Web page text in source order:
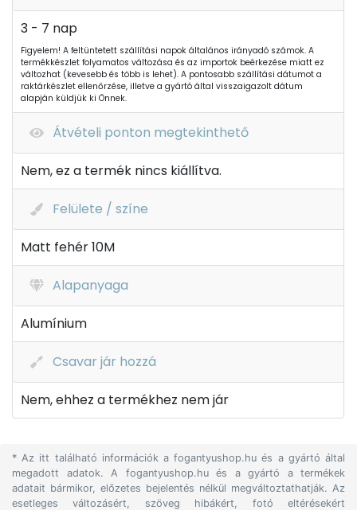
3 - 7 nap
Figyelem! A feltüntetett szállítási napok általános irányadó számok. A
termékkészlet folyamatos változása és az importok beérkezése miatt ez
változhat (kevesebb és több is lehet). A pontosabb szállítási dátumot a
raktárkészlet ellenőrzése, illetve a gyártó által visszaigazolt dátum
alapján küldjük ki Önnek.
Átvételi ponton megtekinthető
Nem, ez a termék nincs kiállítva.
Felülete / színe
Matt fehér 10M
Alapanyaga
Alumínium
Csavar jár hozzá
Nem, ehhez a termékhez nem jár
* Az itt található információk a fogantyushop.hu és a gyártó által
megadott adatok. A fogantyushop.hu és a gyártó a termékek
adatait bármikor, előzetes bejelentés nélkül megváltoztathatják. Az
esetleges változásért, szöveg hibákért, fotó eltérésekért